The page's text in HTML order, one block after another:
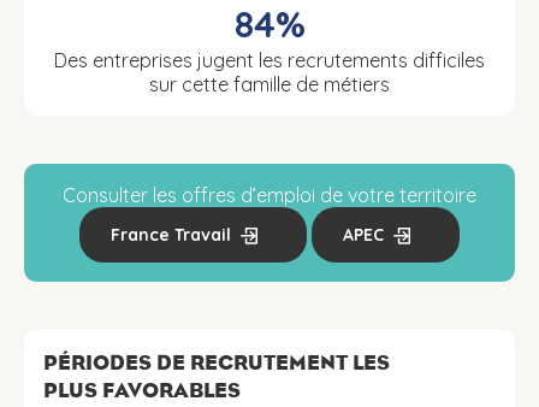
84%
Des entreprises jugent les recrutements difficiles
sur cette famille de métiers
Consulter les offres d’emploi de votre territoire
France Travail APEC
PÉRIODES DE RECRUTEMENT LES
PLUS FAVORABLES